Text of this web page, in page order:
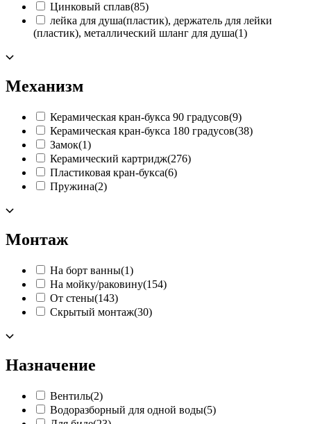
Цинковый сплав(85)
лейка для душа(пластик), держатель для лейки
(пластик), металлический шланг для душа(1)
Механизм
Керамическая кран-букса 90 градусов(9)
Керамическая кран-букса 180 градусов(38)
Замок(1)
Керамический картридж(276)
Пластиковая кран-букса(6)
Пружина(2)
Монтаж
На борт ванны(1)
На мойку/раковину(154)
От стены(143)
Скрытый монтаж(30)
Назначение
Вентиль(2)
Водоразборный для одной воды(5)